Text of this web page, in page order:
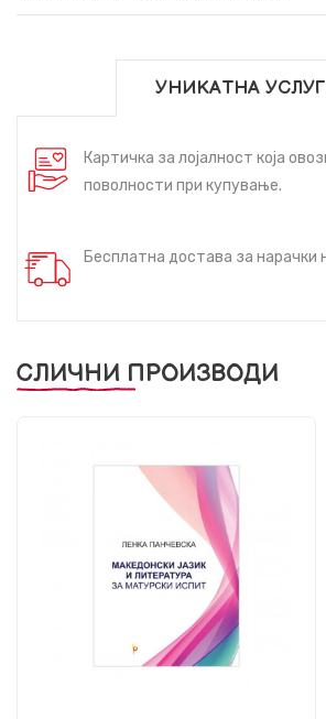
УНИКАТНА
Картичка за лојалност која
поволности при купување.
Бесплатна достава за нарачки
СЛИЧНИ ПРОИЗВОДИ